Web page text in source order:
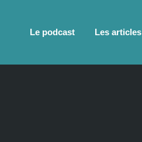
Le podcast Les articles